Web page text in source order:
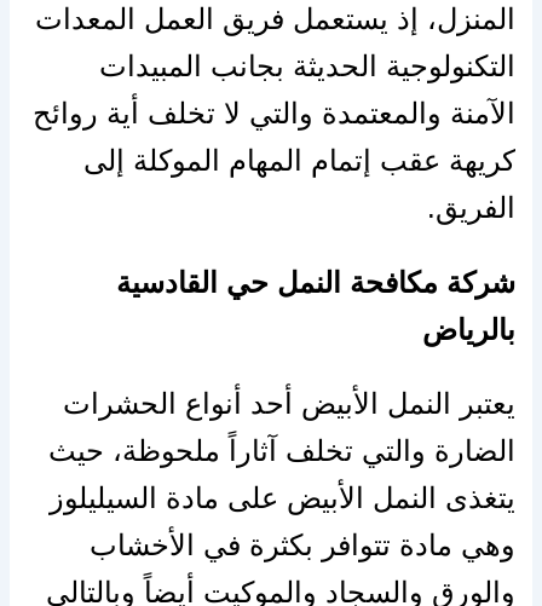
المنزل، إذ يستعمل فريق العمل المعدات
التكنولوجية الحديثة بجانب المبيدات
الآمنة والمعتمدة والتي لا تخلف أية روائح
كريهة عقب إتمام المهام الموكلة إلى
الفريق.
شركة مكافحة النمل حي القادسية
بالرياض
يعتبر النمل الأبيض أحد أنواع الحشرات
الضارة والتي تخلف آثاراً ملحوظة، حيث
يتغذى النمل الأبيض على مادة السيليلوز
وهي مادة تتوافر بكثرة في الأخشاب
والورق والسجاد والموكيت أيضاً وبالتالي